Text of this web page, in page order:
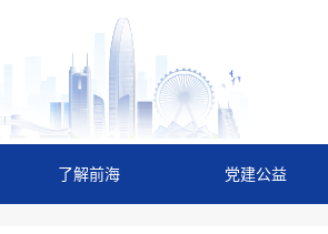
了解前海 党建公益